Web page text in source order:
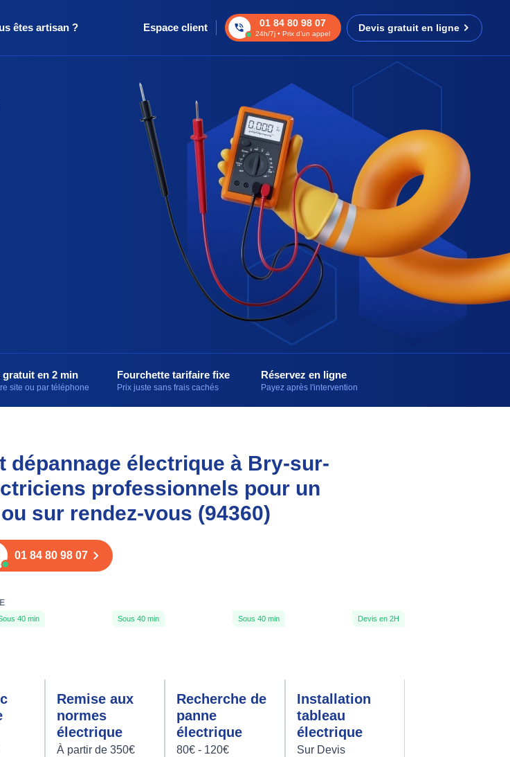
êtes artisan ? Espace client 01 84 80 98 07
24h/7j • Prix d’un appel
Devis gratuit en ligne
gratuit en 2 min
site ou par téléphone
Fourchette tarifaire fixe
Prix juste sans frais cachés
Réservez en ligne
Payez après l'intervention
dépannage électrique à Bry-sur-
professionnels pour un
sur rendez-vous (94360)
01 84 80 98 07
40 min Sous 40 min
Remise aux
normes
électrique
À partir de 350€
Sous 40 min
Recherche de
panne
électrique
80€ - 120€
Devis en 2H
Installation
tableau
électrique
Sur Devis